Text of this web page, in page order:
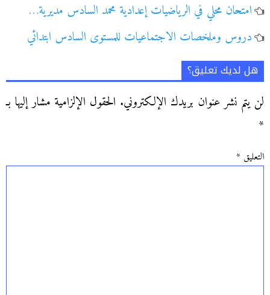
امتحان محلي في الرياضيات إعدادية محمد السادس مديرية…
دروس وملخصات الاجتماعيات للمستوى السادس ابتدائي
هل لديك تعليق؟
لن يتم نشر عنوان بريدك الإلكتروني. الحقول الإلزامية مشار إليها بـ
*
التعليق *